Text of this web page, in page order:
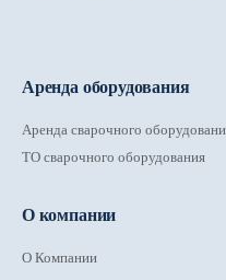
Аренда оборудования
Аренда сварочного
ТО сварочного оборудования
О компании
О Компании